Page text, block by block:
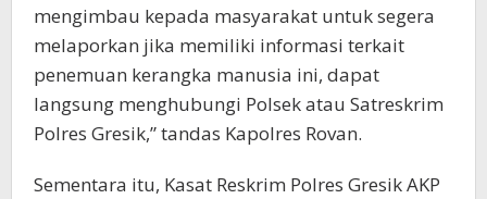
mengimbau kepada masyarakat untuk segera
melaporkan jika memiliki informasi terkait
penemuan kerangka manusia ini, dapat
langsung menghubungi Polsek atau Satreskrim
Polres Gresik,” tandas Kapolres Rovan.
Sementara itu, Kasat Reskrim Polres Gresik AKP